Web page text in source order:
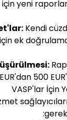
yeni
Kendi
ek
EUR'dan 500
VASP'lar İçin